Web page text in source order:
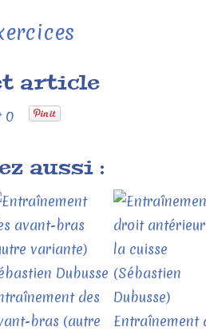
article
0
aussi :
des
bras (autre
Entraînement